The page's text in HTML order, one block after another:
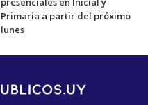
Primaria a partir del próximo
lunes